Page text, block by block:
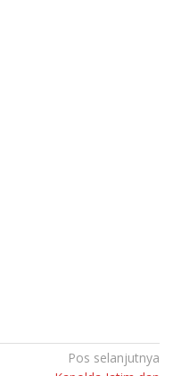
Pos selanjutnya